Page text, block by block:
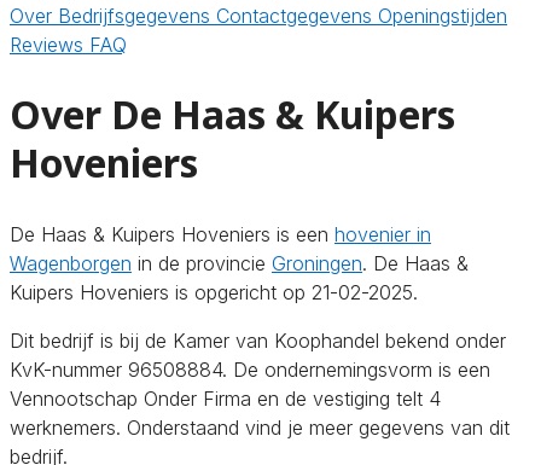
Over Bedrijfsgegevens Contactgegevens Openingstijden
Reviews FAQ
Over De Haas & Kuipers
Hoveniers
De Haas & Kuipers Hoveniers is een hovenier in
Wagenborgen in de provincie Groningen. De Haas &
Kuipers Hoveniers is opgericht op 21-02-2025.
Dit bedrijf is bij de Kamer van Koophandel bekend onder
KvK-nummer 96508884. De ondernemingsvorm is een
Vennootschap Onder Firma en de vestiging telt 4
werknemers. Onderstaand vind je meer gegevens van dit
bedrijf.